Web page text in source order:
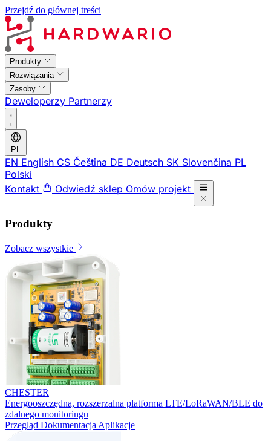
Przejdź do głównej treści
Produkty
Rozwiązania
Zasoby
Deweloperzy Partnerzy
PL
EN English CS Čeština DE Deutsch SK Slovenčina PL
Polski
Kontakt
Odwiedź sklep Omów projekt
Produkty
Zobacz wszystkie
CHESTER
Energooszczędna, rozszerzalna platforma LTE/LoRaWAN/BLE do
zdalnego monitoringu
Przegląd Dokumentacja Aplikacje